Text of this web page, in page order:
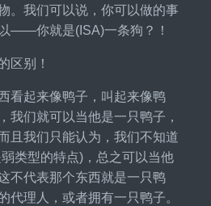
。我们可以说，你可以做的事
——你就是(ISA)一条狗？！
区别！
看起来像鸭子，叫起来像鸭
我们就可以当他是一只鸭子，
且我们只能认为，我们不知道
类型的特点)，总之可以当他
不代表那个东西就是一只鸭
代理人，或者拥有一只鸭子。